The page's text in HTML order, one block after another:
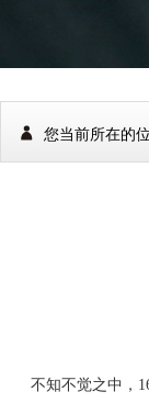
您当前所在的
不知不觉之中，16